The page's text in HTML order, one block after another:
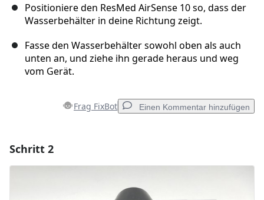
Positioniere den ResMed AirSense 10 so, dass der
Wasserbehälter in deine Richtung zeigt.
Fasse den Wasserbehälter sowohl oben als auch
unten an, und ziehe ihn gerade heraus und weg
vom Gerät.
Frag FixBot Einen Kommentar hinzufügen
Schritt 2